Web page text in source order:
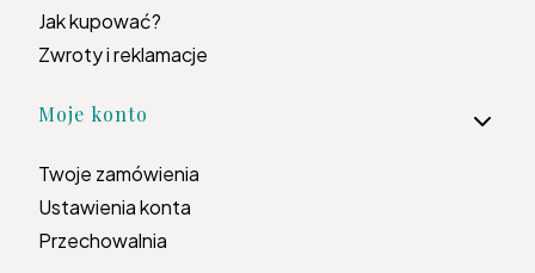
Jak kupować?
Zwroty i reklamacje
Moje konto
Twoje zamówienia
Ustawienia konta
Przechowalnia